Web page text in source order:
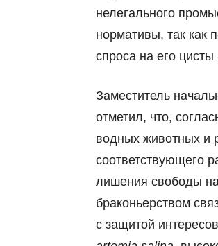
нелегального
нормативы, так как
спроса на его
Заместитель
отметил, что,
водных животных и
соответствующего
лишения свободы на
браконьерством
с защитой